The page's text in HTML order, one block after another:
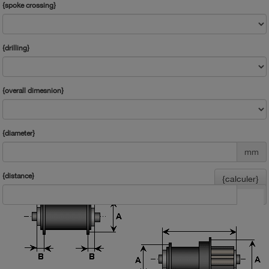
{spoke crossing}
{drilling}
{overall dimesnion}
{diameter}
mm
{distance} {calculer}